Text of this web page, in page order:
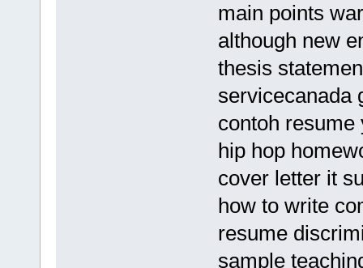
main points
although new
thesis
servicecanada
contoh resume
hip hop
cover letter it
how to write
resume
sample